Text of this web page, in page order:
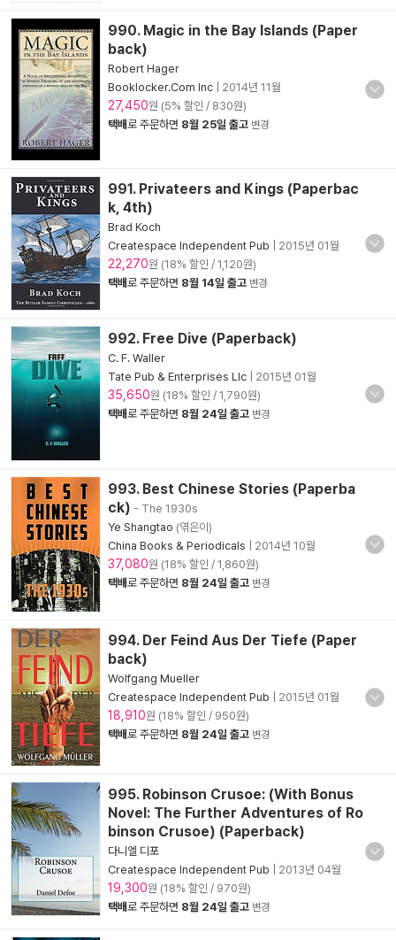
990. Magic in the Bay Islands (Paper
back)
Robert Hager
Booklocker.Com Inc
2014년 11월
27,450원 (5% 할인 / 830원)
택배로 주문하면 8월 25일 출고 변경
991. Privateers and Kings (Paperbac
k, 4th)
Brad Koch
Createspace Independent Pub
2015년 01월
22,270원 (18% 할인 / 1,120원)
택배로 주문하면 8월 14일 출고 변경
992. Free Dive (Paperback)
C. F. Waller
Tate Pub & Enterprises Llc
2015년 01월
35,650원 (18% 할인 / 1,790원)
택배로 주문하면 8월 24일 출고 변경
993. Best Chinese Stories (Paperba
ck) - The 1930s
Ye Shangtao (엮은이)
China Books & Periodicals
2014년 10월
37,080원 (18% 할인 / 1,860원)
택배로 주문하면 8월 24일 출고 변경
994. Der Feind Aus Der Tiefe (Paper
back)
Wolfgang Mueller
Createspace Independent Pub
2015년 01월
18,910원 (18% 할인 / 950원)
택배로 주문하면 8월 24일 출고 변경
995. Robinson Crusoe: (With Bonus
Novel: The Further Adventures of Ro
binson Crusoe) (Paperback)
다니엘 디포
Createspace Independent Pub
2013년 04월
19,300원 (18% 할인 / 970원)
택배로 주문하면 8월 24일 출고 변경